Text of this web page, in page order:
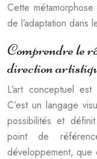
Cette
de l’adaptation dans
Comprendre le
direction
L’art conceptuel
C’est un langage
possibilités et
point de
développement, que